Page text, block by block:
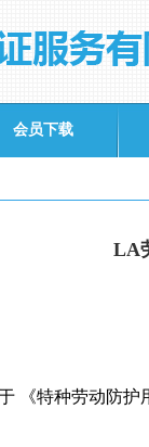
会员下载
LA
《特种劳动防护